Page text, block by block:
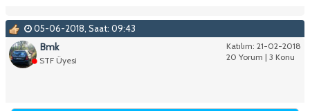
05-06-2018, Saat: 09:43
Katılım: 21-02-2018
20 Yorum | 3 Konu
Bmk
STF Üyesi